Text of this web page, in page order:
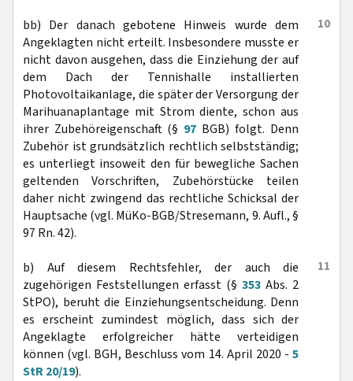
10
bb) Der danach gebotene Hinweis wurde dem
Angeklagten nicht erteilt. Insbesondere musste er
nicht davon ausgehen, dass die Einziehung der auf
dem Dach der Tennishalle installierten
Photovoltaikanlage, die später der Versorgung der
Marihuanaplantage mit Strom diente, schon aus
ihrer Zubehöreigenschaft (§ 97 BGB) folgt. Denn
Zubehör ist grundsätzlich rechtlich selbstständig;
es unterliegt insoweit den für bewegliche Sachen
geltenden Vorschriften, Zubehörstücke teilen
daher nicht zwingend das rechtliche Schicksal der
Hauptsache (vgl. MüKo-BGB/Stresemann, 9. Aufl., §
97 Rn. 42).
11
b) Auf diesem Rechtsfehler, der auch die
zugehörigen Feststellungen erfasst (§ 353 Abs. 2
StPO), beruht die Einziehungsentscheidung. Denn
es erscheint zumindest möglich, dass sich der
Angeklagte erfolgreicher hätte verteidigen
können (vgl. BGH, Beschluss vom 14. April 2020 - 5
StR 20/19).